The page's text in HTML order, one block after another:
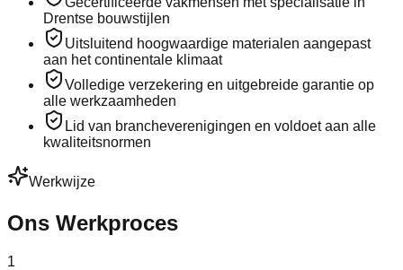
Drentse bouwstijlen
Uitsluitend hoogwaardige materialen aangepast
aan het continentale klimaat
Volledige verzekering en uitgebreide garantie op
alle werkzaamheden
Lid van brancheverenigingen en voldoet aan alle
kwaliteitsnormen
Werkwijze
Ons Werkproces
1